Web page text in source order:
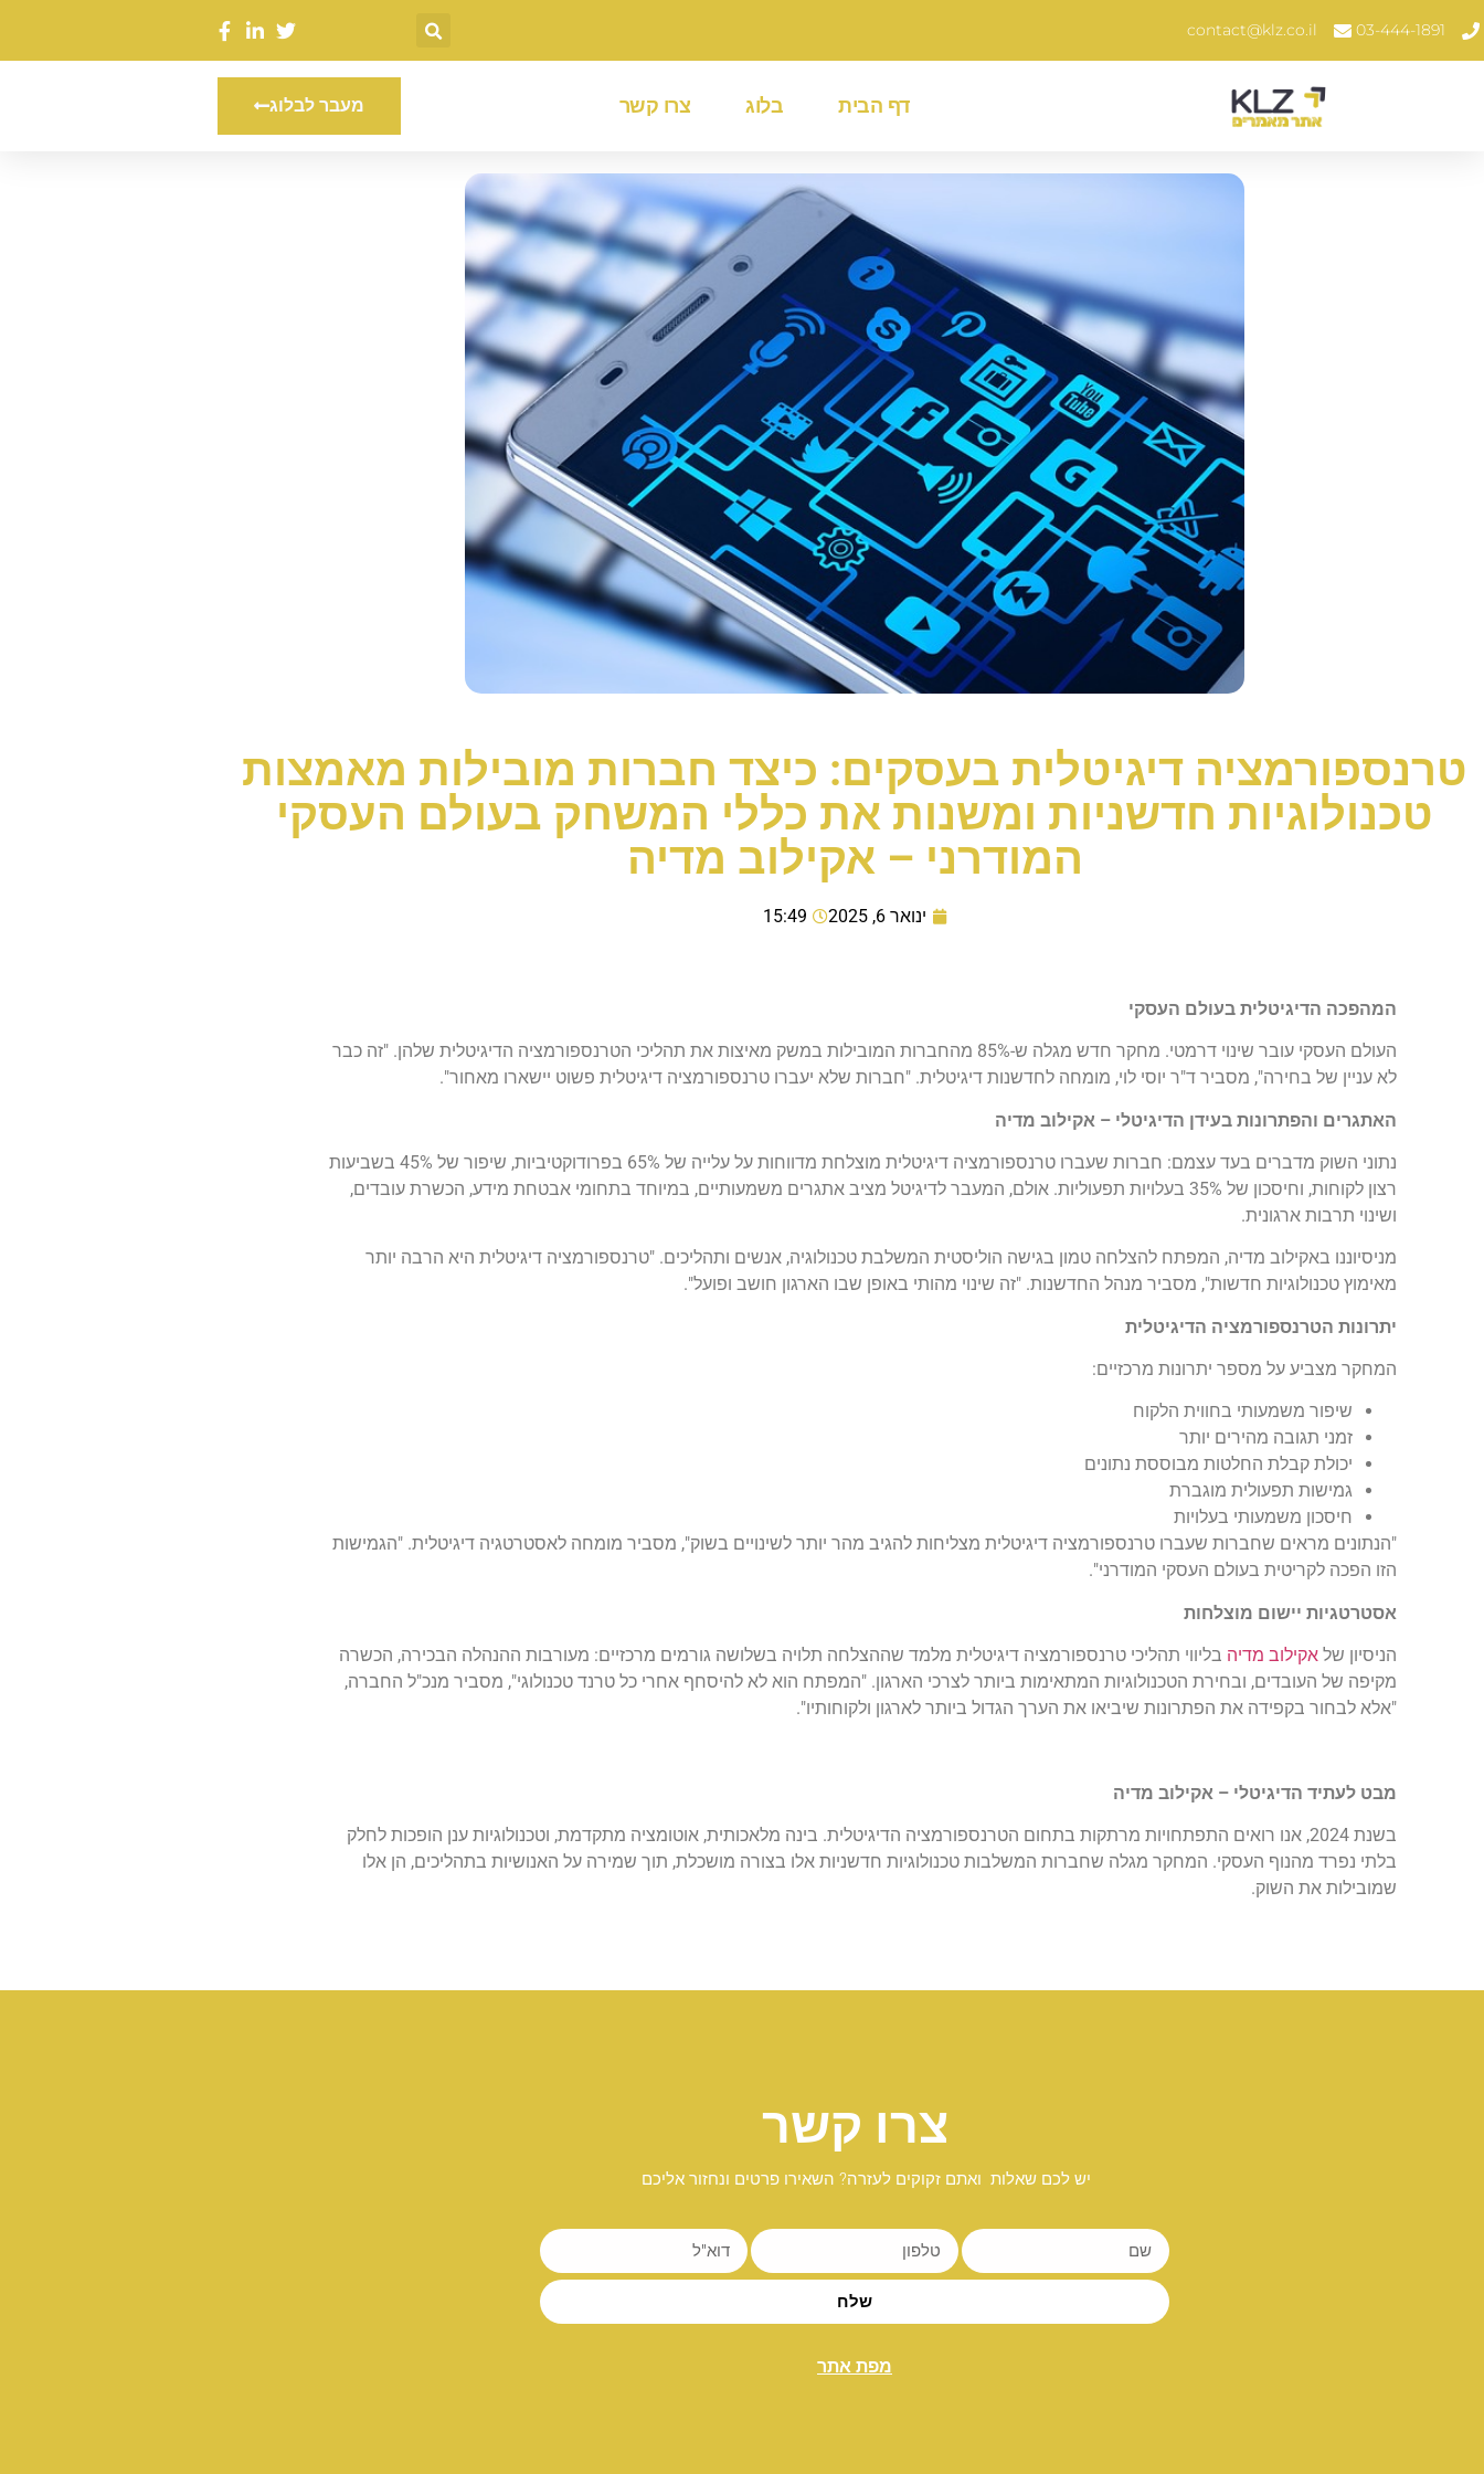
03-444-1891
contact@klz.co.il
דף הבית בלוג צרו קשר מעבר לבלוג
טרנספורמציה דיגיטלית בעסקים: כיצד חברות מובילות מאמצות
טכנולוגיות חדשניות ומשנות את כללי המשחק בעולם העסקי
המודרני – אקילוב מדיה
ינואר 6, 2025 15:49
המהפכה הדיגיטלית בעולם העסקי
העולם העסקי עובר שינוי דרמטי. מחקר חדש מגלה ש-85% מהחברות המובילות במשק מאיצות את תהליכי הטרנספורמציה הדיגיטלית שלהן. "זה כבר
לא עניין של בחירה", מסביר ד"ר יוסי לוי, מומחה לחדשנות דיגיטלית. "חברות שלא יעברו טרנספורמציה דיגיטלית פשוט יישארו מאחור".
האתגרים והפתרונות בעידן הדיגיטלי – אקילוב מדיה
נתוני השוק מדברים בעד עצמם: חברות שעברו טרנספורמציה דיגיטלית מוצלחת מדווחות על עלייה של 65% בפרודוקטיביות, שיפור של 45% בשביעות
רצון לקוחות, וחיסכון של 35% בעלויות תפעוליות. אולם, המעבר לדיגיטל מציב אתגרים משמעותיים, במיוחד בתחומי אבטחת מידע, הכשרת עובדים,
ושינוי תרבות ארגונית.
מניסיוננו באקילוב מדיה, המפתח להצלחה טמון בגישה הוליסטית המשלבת טכנולוגיה, אנשים ותהליכים. "טרנספורמציה דיגיטלית היא הרבה יותר
מאימוץ טכנולוגיות חדשות", מסביר מנהל החדשנות. "זה שינוי מהותי באופן שבו הארגון חושב ופועל".
יתרונות הטרנספורמציה הדיגיטלית
המחקר מצביע על מספר יתרונות מרכזיים:
שיפור משמעותי בחווית הלקוח
זמני תגובה מהירים יותר
יכולת קבלת החלטות מבוססת נתונים
גמישות תפעולית מוגברת
חיסכון משמעותי בעלויות
"הנתונים מראים שחברות שעברו טרנספורמציה דיגיטלית מצליחות להגיב מהר יותר לשינויים בשוק", מסביר מומחה לאסטרטגיה דיגיטלית. "הגמישות
הזו הפכה לקריטית בעולם העסקי המודרני".
אסטרטגיות יישום מוצלחות
הניסיון של אקילוב מדיה בליווי תהליכי טרנספורמציה דיגיטלית מלמד שההצלחה תלויה בשלושה גורמים מרכזיים: מעורבות ההנהלה הבכירה, הכשרה
מקיפה של העובדים, ובחירת הטכנולוגיות המתאימות ביותר לצרכי הארגון. "המפתח הוא לא להיסחף אחרי כל טרנד טכנולוגי", מסביר מנכ"ל החברה,
"אלא לבחור בקפידה את הפתרונות שיביאו את הערך הגדול ביותר לארגון ולקוחותיו".
מבט לעתיד הדיגיטלי – אקילוב מדיה
בשנת 2024, אנו רואים התפתחויות מרתקות בתחום הטרנספורמציה הדיגיטלית. בינה מלאכותית, אוטומציה מתקדמת, וטכנולוגיות ענן הופכות לחלק
בלתי נפרד מהנוף העסקי. המחקר מגלה שחברות המשלבות טכנולוגיות חדשניות אלו בצורה מושכלת, תוך שמירה על האנושיות בתהליכים, הן אלו
שמובילות את השוק.
צרו קשר
יש לכם שאלות ואתם זקוקים לעזרה? השאירו פרטים ונחזור אליכם
שלח
מפת אתר